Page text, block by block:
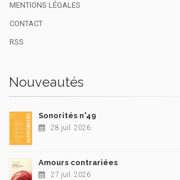
MENTIONS LÉGALES
CONTACT
RSS
Nouveautés
Sonorités n°49
28 juil. 2026
Amours contrariées
27 juil. 2026